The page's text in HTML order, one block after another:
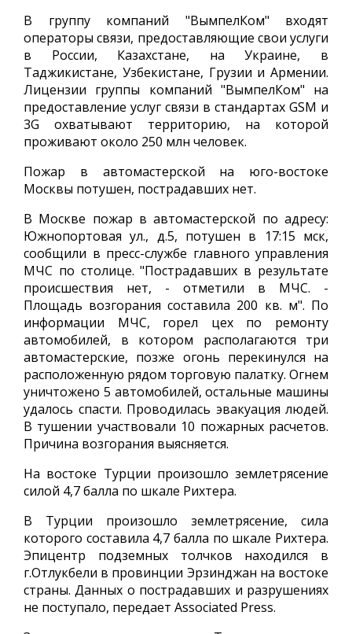
В группу компаний "ВымпелКом" входят
операторы связи, предоставляющие свои услуги
в России, Казахстане, на Украине, в
Таджикистане, Узбекистане, Грузии и Армении.
Лицензии группы компаний "ВымпелКом" на
предоставление услуг связи в стандартах GSM и
3G охватывают территорию, на которой
проживают около 250 млн человек.
Пожар в автомастерской на юго-востоке
Москвы потушен, пострадавших нет.
В Москве пожар в автомастерской по адресу:
Южнопортовая ул., д.5, потушен в 17:15 мск,
сообщили в пресс-службе главного управления
МЧС по столице. "Пострадавших в результате
происшествия нет, - отметили в МЧС. -
Площадь возгорания составила 200 кв. м". По
информации МЧС, горел цех по ремонту
автомобилей, в котором располагаются три
автомастерские, позже огонь перекинулся на
расположенную рядом торговую палатку. Огнем
уничтожено 5 автомобилей, остальные машины
удалось спасти. Проводилась эвакуация людей.
В тушении участвовали 10 пожарных расчетов.
Причина возгорания выясняется.
На востоке Турции произошло землетрясение
силой 4,7 балла по шкале Рихтера.
В Турции произошло землетрясение, сила
которого составила 4,7 балла по шкале Рихтера.
Эпицентр подземных толчков находился в
г.Отлукбели в провинции Эрзинджан на востоке
страны. Данных о пострадавших и разрушениях
не поступало, передает Associated Press.